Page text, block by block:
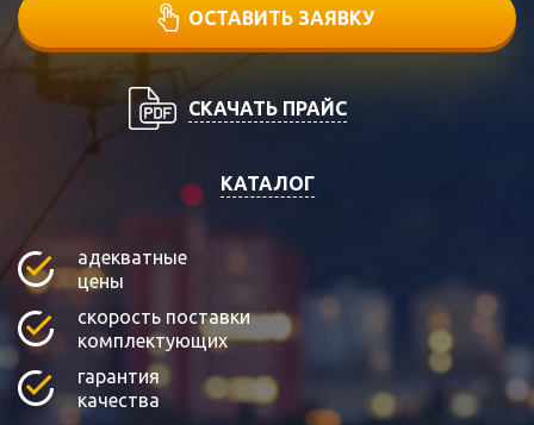
ОСТАВИТЬ ЗАЯВКУ
СКАЧАТЬ ПРАЙС
КАТАЛОГ
адекватные
цены
скорость поставки
комплектующих
гарантия
качества